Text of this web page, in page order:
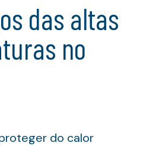
das altas
no
do calor